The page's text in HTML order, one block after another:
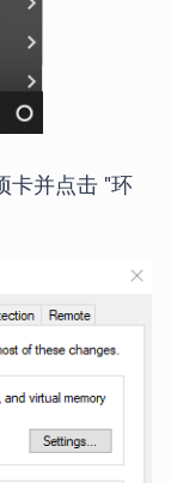
卡并点击 "环